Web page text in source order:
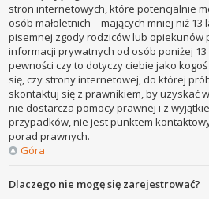
stron internetowych, które potencjalnie
osób małoletnich – mających mniej niż
pisemnej zgody rodziców lub opiekunów
informacji prywatnych od osób poniżej 13
pewności czy to dotyczy ciebie jako
się, czy strony internetowej, do której
skontaktuj się z prawnikiem, by uzyskać
nie dostarcza pomocy prawnej i z
przypadków, nie jest punktem
porad prawnych.
Góra
Dlaczego nie mogę się zarejestrować?